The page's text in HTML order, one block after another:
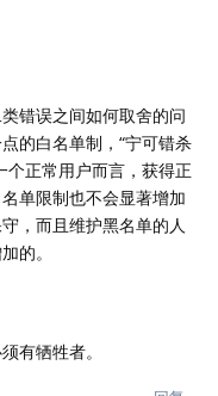
错误之间如何取舍的问
的白名单制，“宁可错杀
个正常用户而言，获得正
单限制也不会显著增加
，而且维护黑名单的人
的。
有牺牲者。